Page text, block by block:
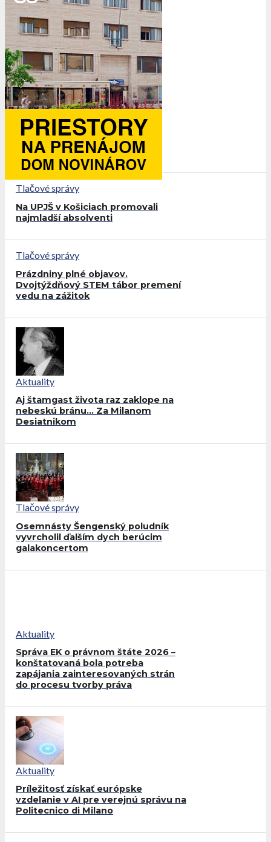
Tlačové správy
Na UPJŠ v Košiciach promovali
najmladší absolventi
Tlačové správy
Prázdniny plné objavov.
Dvojtýždňový STEM tábor premení
vedu na zážitok
Aktuality
Aj štamgast života raz zaklope na
nebeskú bránu… Za Milanom
Desiatnikom
Tlačové správy
Osemnásty Šengenský poludník
vyvrcholil ďalším dych berúcim
galakoncertom
Aktuality
Správa EK o právnom štáte 2026 –
konštatovaná bola potreba
zapájania zainteresovaných strán
do procesu tvorby práva
Aktuality
Príležitosť získať európske
vzdelanie v AI pre verejnú správu na
Politecnico di Milano